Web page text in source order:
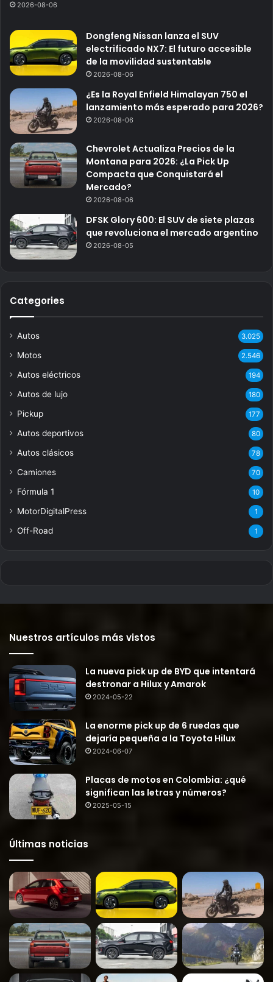
2026-08-06
Dongfeng Nissan lanza el SUV
electrificado NX7: El futuro accesible
de la movilidad sustentable
2026-08-06
¿Es la Royal Enfield Himalayan 750 el
lanzamiento más esperado para 2026?
2026-08-06
Chevrolet Actualiza Precios de la
Montana para 2026: ¿La Pick Up
Compacta que Conquistará el
Mercado?
2026-08-06
DFSK Glory 600: El SUV de siete plazas
que revoluciona el mercado argentino
2026-08-05
Categories
Autos 3.025
Motos 2.546
Autos eléctricos 194
Autos de lujo 180
Pickup 177
Autos deportivos 80
Autos clásicos 78
Camiones 70
Fórmula 1 10
MotorDigitalPress 1
Off-Road 1
Nuestros artículos más vistos
La nueva pick up de BYD que intentará
destronar a Hilux y Amarok
2024-05-22
La enorme pick up de 6 ruedas que
dejaría pequeña a la Toyota Hilux
2024-06-07
Placas de motos en Colombia: ¿qué
significan las letras y números?
2025-05-15
Últimas noticias